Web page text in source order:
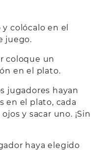
colócalo en el
juego.
coloque un
en el plato.
jugadores hayan
en el plato, cada
y sacar uno. ¡Sin
haya elegido